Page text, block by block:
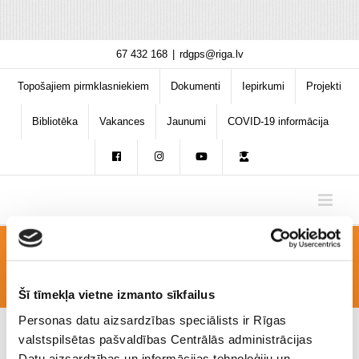
Šī tīmekļa vietne izmanto sīkfailus
Personas datu aizsardzības speciālists ir Rīgas
valstspilsētas pašvaldības Centrālās administrācijas
content
67 432 168 rdgps@riga.lv
Topošajiem pirmklasniekiem Dokumenti Iepirkumi Projekti
Bibliotēka Vakances Jaunumi COVID-19 informācija
20180323_170125